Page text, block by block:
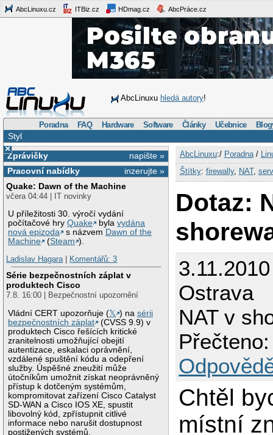
AbcLinuxu.cz ITBiz.cz HDmag.cz AbcPráce.cz
AbcLinuxu hledá autory!
Poradna FAQ Hardware Software Články Učebnice
Styl
×
napište »
Zprávičky
inzerujte »
Pracovní nabídky
Quake: Dawn of the Machine
včera 04:44 | IT novinky
U příležitosti 30. výročí vydání
počítačové hryQuake bylavydána
nová epizoda
s názvem Dawn of the
Machine
(Steam ).
Ladislav Hagara| Komentářů: 3
Série bezpečnostních záplat v
produktech Cisco
7.8. 16:00 | Bezpečnostní upozornění
Vládní CERT upozorňuje (𝕏 ) nasérii
bezpečnostních záplat
(CVSS 9.9) v
produktech Cisco řešících kritické
zranitelnosti umožňující obejití
autentizace, eskalaci oprávnění,
vzdálené spuštění kódu a odepření
služby. Úspěšné zneužití může
útočníkům umožnit získat neoprávněný
přístup k dotčeným systémům,
kompromitovat zařízení Cisco Catalyst
SD-WAN a Cisco IOS XE, spustit
libovolný kód, zpřístupnit citlivé
informace nebo narušit dostupnost
postižených systémů.
AbcLinuxu:/ Poradna/
Štítky: firewally, NAT,
Dotaz:
Ostrava
NAT v
Chtěl
místní